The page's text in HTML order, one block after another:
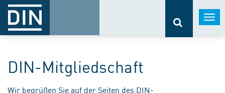
DIN-Mitgliedschaft
Wir begrüßen Sie auf der Seiten des DIN-